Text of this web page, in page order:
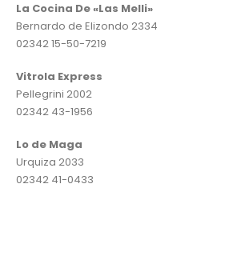
La Cocina De «Las Melli»
Bernardo de Elizondo 2334
02342 15-50-7219
Vitrola Express
Pellegrini 2002
02342 43-1956
Lo de Maga
Urquiza 2033
02342 41-0433